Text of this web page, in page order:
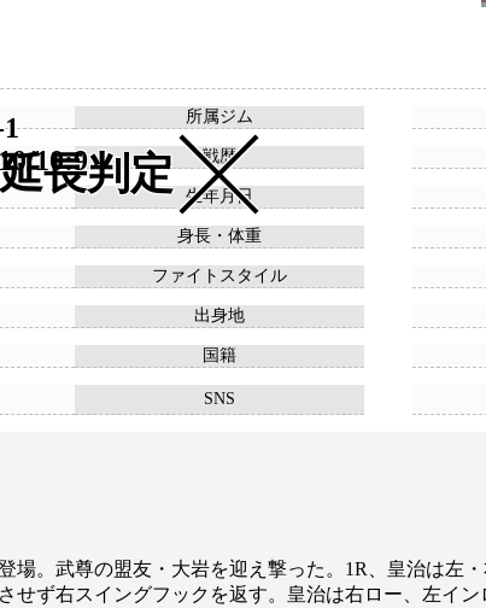
延長判定
10:9
所属ジム
戦歴
生年月日
身長・体重
ファイトスタイル
出身地
国籍
SNS
。武尊の盟友・大岩を迎え撃った。1R、皇治は左
ず右スイングフックを返す。皇治は右ロー、左イ